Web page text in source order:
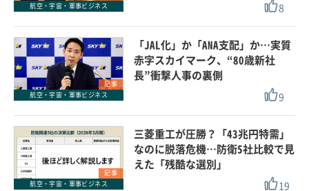
航空・宇宙・軍事ビジネス
8
記事
航空・宇宙・軍事ビジネス
「JAL化」か「ANA支配」か…実質
赤字スカイマーク、“80歳新社
長”衝撃人事の裏側
9
記事
航空・宇宙・軍事ビジネス
三菱重工が圧勝？「43兆円特需」
なのに脱落危機…防衛5社比較で見
えた「残酷な選別」
19